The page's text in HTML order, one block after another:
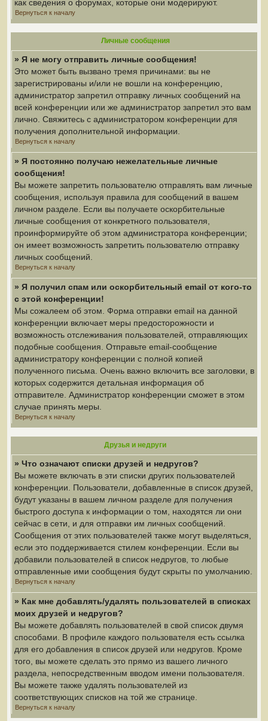
как сведения о форумах, которые они модерируют.
Вернуться к началу
Личные сообщения
» Я не могу отправить личные сообщения!
Это может быть вызвано тремя причинами: вы не
зарегистрированы и/или не вошли на конференцию,
администратор запретил отправку личных сообщений на
всей конференции или же администратор запретил это вам
лично. Свяжитесь с администратором конференции для
получения дополнительной информации.
Вернуться к началу
» Я постоянно получаю нежелательные личные
сообщения!
Вы можете запретить пользователю отправлять вам личные
сообщения, используя правила для сообщений в вашем
личном разделе. Если вы получаете оскорбительные
личные сообщения от конкретного пользователя,
проинформируйте об этом администратора конференции;
он имеет возможность запретить пользователю отправку
личных сообщений.
Вернуться к началу
» Я получил спам или оскорбительный email от кого-то
с этой конференции!
Мы сожалеем об этом. Форма отправки email на данной
конференции включает меры предосторожности и
возможность отслеживания пользователей, отправляющих
подобные сообщения. Отправьте email-сообщение
администратору конференции с полной копией
полученного письма. Очень важно включить все заголовки, в
которых содержится детальная информация об
отправителе. Администратор конференции сможет в этом
случае принять меры.
Вернуться к началу
Друзья и недруги
» Что означают списки друзей и недругов?
Вы можете включать в эти списки других пользователей
конференции. Пользователи, добавленные в список друзей,
будут указаны в вашем личном разделе для получения
быстрого доступа к информации о том, находятся ли они
сейчас в сети, и для отправки им личных сообщений.
Сообщения от этих пользователей также могут выделяться,
если это поддерживается стилем конференции. Если вы
добавили пользователей в список недругов, то любые
отправленные ими сообщения будут скрыты по умолчанию.
Вернуться к началу
» Как мне добавлять/удалять пользователей в списках
моих друзей и недругов?
Вы можете добавлять пользователей в свой список двумя
способами. В профиле каждого пользователя есть ссылка
для его добавления в список друзей или недругов. Кроме
того, вы можете сделать это прямо из вашего личного
раздела, непосредственным вводом имени пользователя.
Вы можете также удалять пользователей из
соответствующих списков на той же странице.
Вернуться к началу